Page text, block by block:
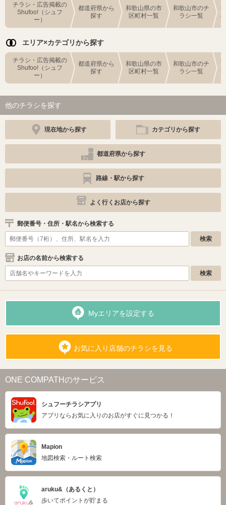
チラシ・広告掲載の
Shufoo!（シュフ
ー）
都道府県から
探す
和歌山県の市
区町村一覧
和歌山市のチ
ラシ一覧
エリア×カテゴリから探す
チラシ・広告掲載の
Shufoo!（シュフ
ー）
都道府県から
探す
和歌山県の市
区町村一覧
和歌山市のチ
ラシ一覧
他のチラシを探す
現在地から探す カテゴリから探す
都道府県から探す
路線・駅から探す
よく行くお店から探す
郵便番号・住所・駅名から検索する
お店の名前から検索する
Myエリアを設定する
お気に入り店舗のチラシを見る
ONE COMPATHのサービス
シュフーチラシアプリ
アプリならお気に入りのお店がすぐに見つかる！
Mapion
地図検索・ルート検索
aruku&（あるくと）
歩いてポイントが貯まる